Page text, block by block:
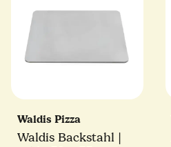
Waldis Pizza
Waldis Backstahl |